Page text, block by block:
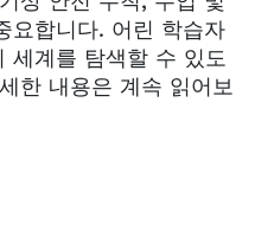
요합니다. 어린 학습자
세계를 탐색할 수 있도
한 내용은 계속 읽어보